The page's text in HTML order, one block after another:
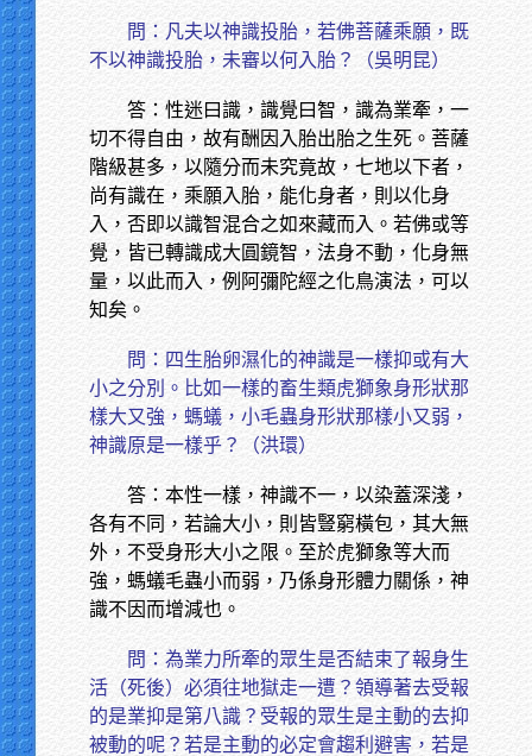
問：凡夫以神識投胎，若佛菩薩乘願，既
不以神識投胎，未審以何入胎？（吳明昆）
答：性迷曰識，識覺曰智，識為業牽，一
切不得自由，故有酬因入胎出胎之生死。菩薩
階級甚多，以隨分而未究竟故，七地以下者，
尚有識在，乘願入胎，能化身者，則以化身
入，否即以識智混合之如來藏而入。若佛或等
覺，皆已轉識成大圓鏡智，法身不動，化身無
量，以此而入，例阿彌陀經之化鳥演法，可以
知矣。
問：四生胎卵濕化的神識是一樣抑或有大
小之分別。比如一樣的畜生類虎獅象身形狀那
樣大又強，螞蟻，小毛蟲身形狀那樣小又弱，
神識原是一樣乎？（洪環）
答：本性一樣，神識不一，以染蓋深淺，
各有不同，若論大小，則皆豎窮橫包，其大無
外，不受身形大小之限。至於虎獅象等大而
強，螞蟻毛蟲小而弱，乃係身形體力關係，神
識不因而增減也。
問：為業力所牽的眾生是否結束了報身生
活（死後）必須往地獄走一遭？領導著去受報
的是業抑是第八識？受報的眾生是主動的去抑
被動的呢？若是主動的必定會趨利避害，若是